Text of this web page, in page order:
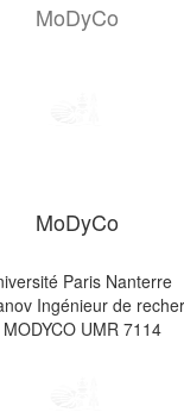
MoDyCo
MoDyCo
Paris Nanterre
Ingénieur de
UMR 7114